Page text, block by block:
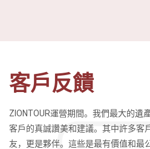
客戶反饋
ZIONTOUR運營期間。我們最大的遺
客戶的真誠讚美和建議。其中許多客
友，更是夥伴。這些是最有價值和最